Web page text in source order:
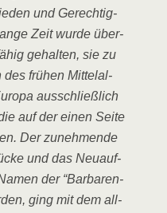
und Gerech­tig­
Zeit wur­de über­
gehal­ten, sie zu
des frü­hen Mit­tel­al­
aus­schließ­lich
auf der einen Sei­te
Der zuneh­men­de
und das Neu­auf­
der “Bar­ba­ren­
ging mit dem all­